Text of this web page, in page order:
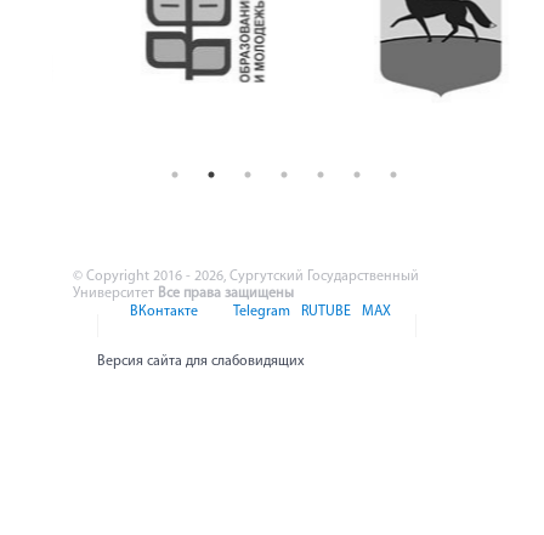
© Copyright 2016 - 2026, Сургутский Государственный
Университет Все права защищены
ВКонтакте
Telegram RUTUBE MAX
Версия сайта для слабовидящих